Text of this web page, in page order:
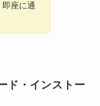
座に通
ド・インストー